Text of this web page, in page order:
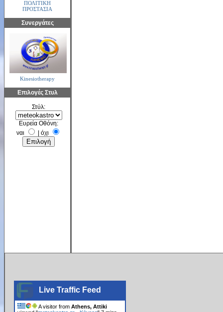
ΠΟΛΙΤΙΚΗ
ΠΡΟΣΤΑΣΙΑ
Συνεργάτες
Kinesiotherapy
Επιλογές Στυλ
Στύλ:
Ευρεία Οθόνη:
ναι
όχι
Live Traffic Feed
A visitor fromAthens, Attiki